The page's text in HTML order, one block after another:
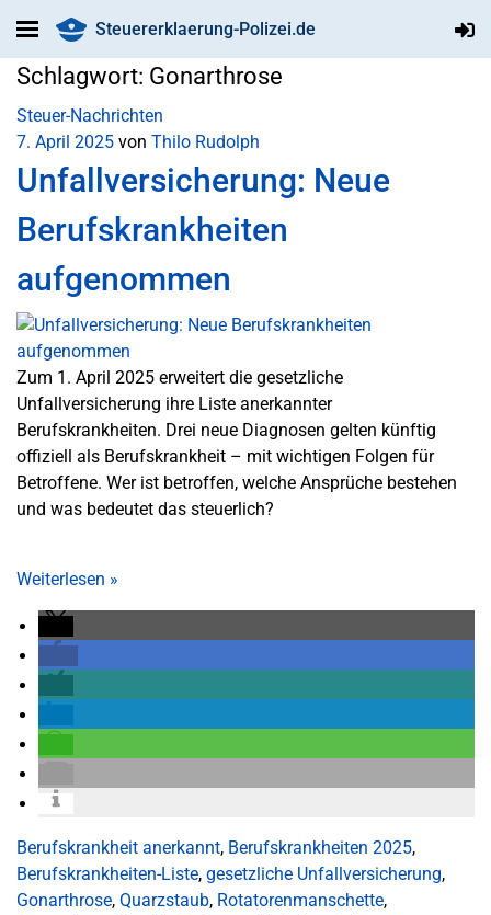
Steuererklaerung-Polizei.de
Schlagwort: Gonarthrose
Steuer-Nachrichten
7. April 2025 von Thilo Rudolph
Unfallversicherung: Neue
Berufskrankheiten
aufgenommen
Zum 1. April 2025 erweitert die gesetzliche
Unfallversicherung ihre Liste anerkannter
Berufskrankheiten. Drei neue Diagnosen gelten künftig
offiziell als Berufskrankheit – mit wichtigen Folgen für
Betroffene. Wer ist betroffen, welche Ansprüche bestehen
und was bedeutet das steuerlich?
Weiterlesen »
Berufskrankheit anerkannt, Berufskrankheiten 2025,
Berufskrankheiten-Liste, gesetzliche Unfallversicherung,
Gonarthrose, Quarzstaub, Rotatorenmanschette,